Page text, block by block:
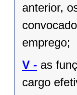
anterior,
emprego;
V - as
cargo